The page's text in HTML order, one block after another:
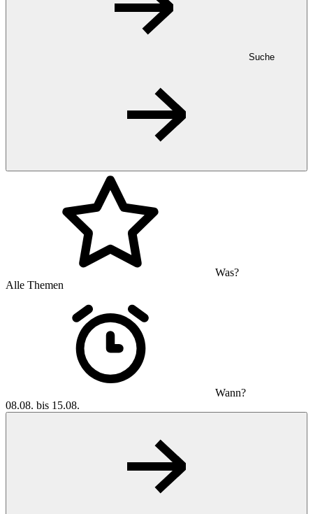
Suche
Was?
Alle Themen
Wann?
08.08. bis 15.08.